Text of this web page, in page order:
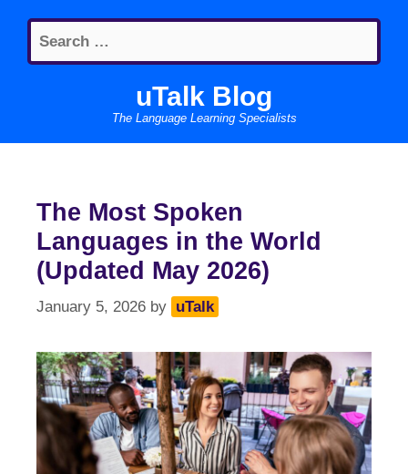
content
Search
for:
uTalk Blog
The Language Learning Specialists
The Most Spoken
Languages in the World
(Updated May 2026)
January 5, 2026 by uTalk